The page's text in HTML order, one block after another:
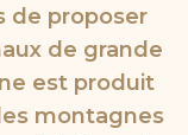
de proposer
de grande
est produit
montagnes